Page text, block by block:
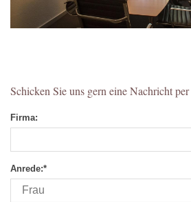
Schicken Sie uns gern eine Nachricht
Firma:
Anrede:*